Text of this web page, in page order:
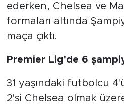
ederken, Chelsea ve
formaları altında
maça çıktı.
Premier Lig'de 6
31 yaşındaki futbolcu
2'si Chelsea olmak